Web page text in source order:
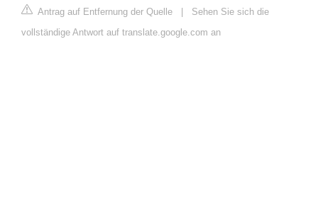
Antrag auf Entfernung der Quelle | Sehen Sie sich die
vollständige Antwort auf translate.google.com an